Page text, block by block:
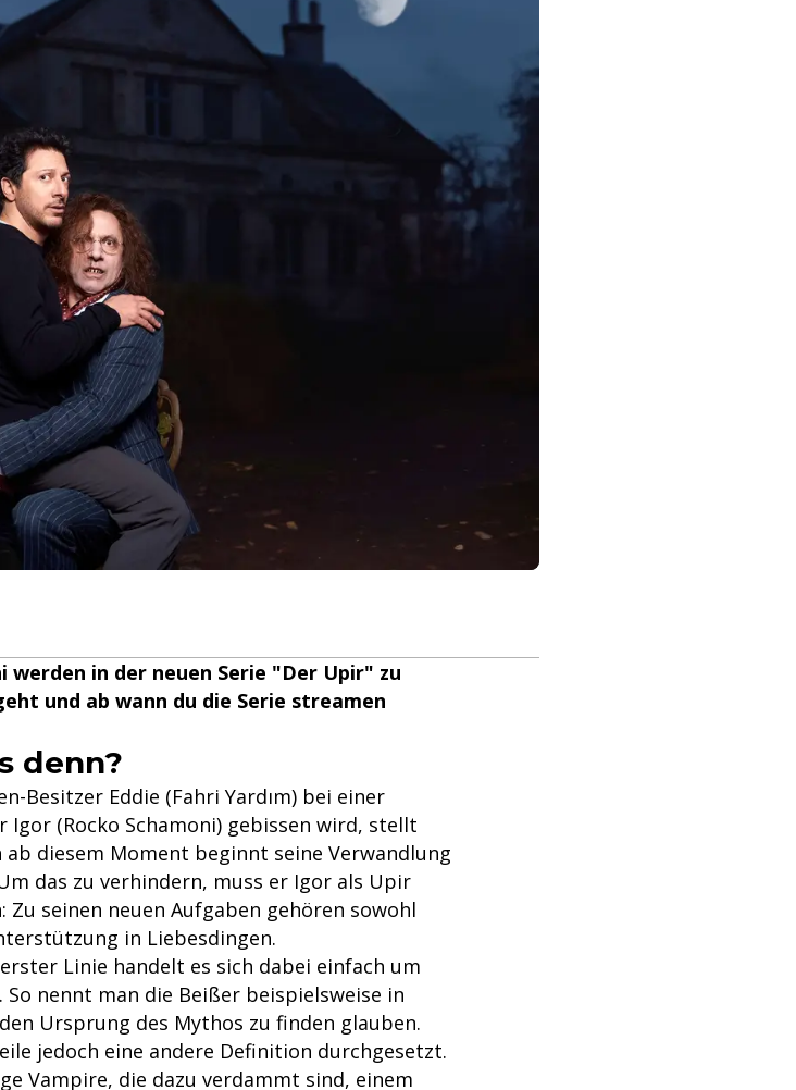
werden in der neuen Serie "Der Upir" zu
und ab wann du die Serie streamen
denn?
Besitzer Eddie (Fahri Yardım) bei einer
(Rocko Schamoni) gebissen wird, stellt
ab diesem Moment beginnt seine Verwandlung
das zu verhindern, muss er Igor als Upir
seinen neuen Aufgaben gehören sowohl
in Liebesdingen.
Linie handelt es sich dabei einfach um
nennt man die Beißer beispielsweise in
Ursprung des Mythos zu finden glauben.
jedoch eine andere Definition durchgesetzt.
Vampire, die dazu verdammt sind, einem